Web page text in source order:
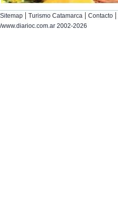
Sitemap | Turismo Catamarca | Contacto |
/www.diarioc.com.ar 2002-2026